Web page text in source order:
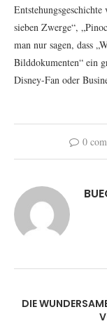
sieben Zwerge“,
man nur sagen, dass
Bilddokumenten“ ein
Disney-Fan oder
0
DIE